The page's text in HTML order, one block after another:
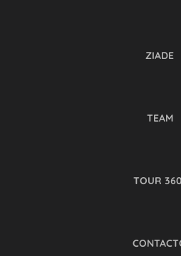
ZIADE
TEAM
TOUR